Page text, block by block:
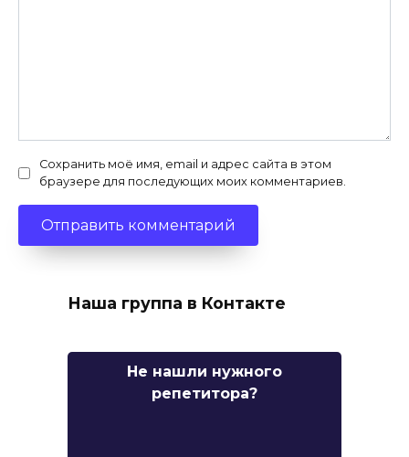
Сохранить моё имя, email и адрес сайта в этом
браузере для последующих моих комментариев.
Наша группа в Контакте
Не нашли нужного
репетитора?